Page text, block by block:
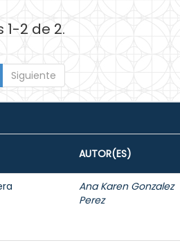
1-2 de 2.
Siguiente
AUTOR(ES)
Ana Karen Gonzalez
Perez